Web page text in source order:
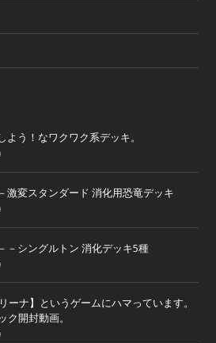
よう！なワクワク系デッキ。
激変スタンダード 消化用恐竜デッキ
－シングルトン 消化デッキ5種
ーナ】というゲームにハマっています。
ク開封動画。